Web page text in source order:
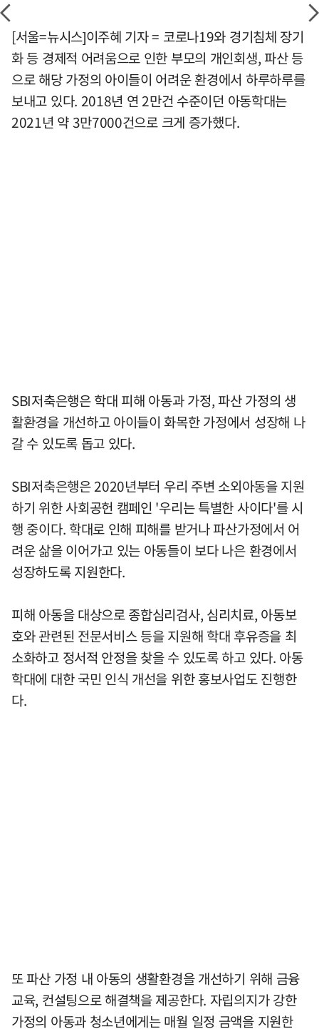
[서울=뉴시스]이주혜 기자 = 코로나19와 경기침체 장기
화 등 경제적 어려움으로 인한 부모의 개인회생, 파산 등
으로 해당 가정의 아이들이 어려운 환경에서 하루하루를
보내고 있다. 2018년 연 2만건 수준이던 아동학대는
2021년 약 3만7000건으로 크게 증가했다.
SBI저축은행은 학대 피해 아동과 가정, 파산 가정의 생
활환경을 개선하고 아이들이 화목한 가정에서 성장해 나
갈 수 있도록 돕고 있다.
SBI저축은행은 2020년부터 우리 주변 소외아동을 지원
하기 위한 사회공헌 캠페인 '우리는 특별한 사이다'를 시
행 중이다. 학대로 인해 피해를 받거나 파산가정에서 어
려운 삶을 이어가고 있는 아동들이 보다 나은 환경에서
성장하도록 지원한다.
피해 아동을 대상으로 종합심리검사, 심리치료, 아동보
호와 관련된 전문서비스 등을 지원해 학대 후유증을 최
소화하고 정서적 안정을 찾을 수 있도록 하고 있다. 아동
학대에 대한 국민 인식 개선을 위한 홍보사업도 진행한
다.
또 파산 가정 내 아동의 생활환경을 개선하기 위해 금융
교육, 컨설팅으로 해결책을 제공한다. 자립의지가 강한
가정의 아동과 청소년에게는 매월 일정 금액을 지원한